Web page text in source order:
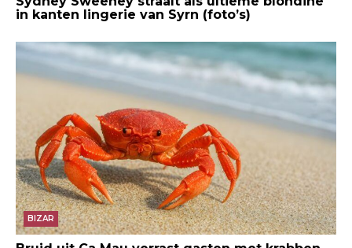
in kanten lingerie van Syrn (foto’s)
BIZAR